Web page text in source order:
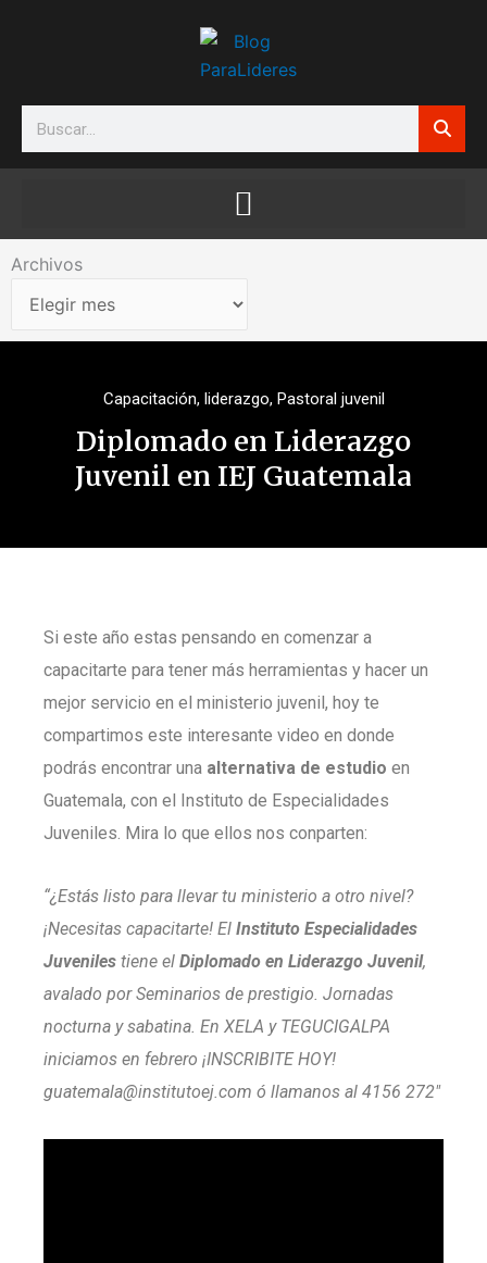
Search
Archivos
Archivos
Capacitación, liderazgo, Pastoral juvenil
Diplomado en Liderazgo
Juvenil en IEJ Guatemala
Si este año estas pensando en comenzar a
capacitarte para tener más herramientas y hacer un
mejor servicio en el ministerio juvenil, hoy te
compartimos este interesante video en donde
podrás encontrar una alternativa de estudio en
Guatemala, con el Instituto de Especialidades
Juveniles. Mira lo que ellos nos conparten:
“¿Estás listo para llevar tu ministerio a otro nivel?
¡Necesitas capacitarte! El Instituto Especialidades
Juveniles tiene el Diplomado en Liderazgo Juvenil,
avalado por Seminarios de prestigio. Jornadas
nocturna y sabatina. En XELA y TEGUCIGALPA
iniciamos en febrero ¡INSCRIBITE HOY!
guatemala@institutoej.com ó llamanos al 4156 272″